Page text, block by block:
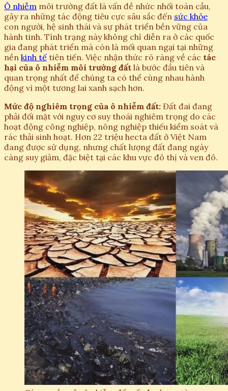
Ô nhiễm môi trường đất là vấn đề nhức nhối toàn cầu,
gây ra những tác động tiêu cực sâu sắc đến sức khỏe
con người, hệ sinh thái và sự phát triển bền vững của
hành tinh. Tình trạng này không chỉ diễn ra ở các quốc
gia đang phát triển mà còn là mối quan ngại tại những
nền kinh tế tiên tiến. Việc nhận thức rõ ràng về các tác
hại của ô nhiễm môi trường đất là bước đầu tiên và
quan trọng nhất để chúng ta có thể cùng nhau hành
động vì một tương lai xanh sạch hơn.
Mức độ nghiêm trọng của ô nhiễm đất: Đất đai đang
phải đối mặt với nguy cơ suy thoái nghiêm trọng do các
hoạt động công nghiệp, nông nghiệp thiếu kiểm soát và
rác thải sinh hoạt. Hơn 22 triệu hecta đất ở Việt Nam
đang được sử dụng, nhưng chất lượng đất đang ngày
càng suy giảm, đặc biệt tại các khu vực đô thị và ven đô.